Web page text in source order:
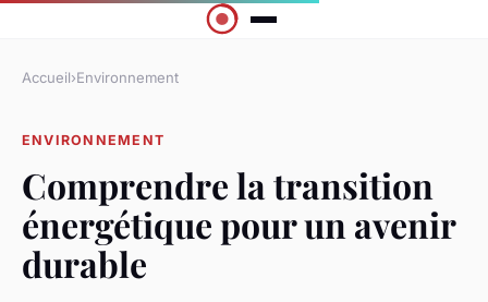
Accueil›Environnement
ENVIRONNEMENT
Comprendre la transition
énergétique pour un avenir
durable